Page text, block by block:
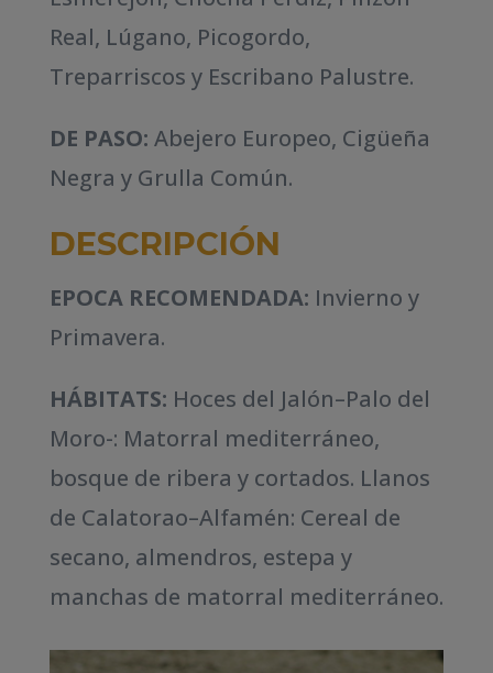
Real, Lúgano, Picogordo,
Treparriscos y Escribano Palustre.
DE PASO: Abejero Europeo, Cigüeña
Negra y Grulla Común.
DESCRIPCIÓN
EPOCA RECOMENDADA: Invierno y
Primavera.
HÁBITATS: Hoces del Jalón–Palo del
Moro-: Matorral mediterráneo,
bosque de ribera y cortados. Llanos
de Calatorao–Alfamén: Cereal de
secano, almendros, estepa y
manchas de matorral mediterráneo.